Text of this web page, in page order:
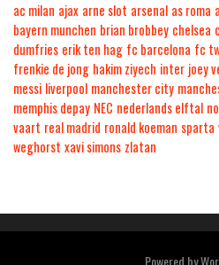
ac milan ajax arne slot arsenal as roma
bayern munchen brian brobbey chelsea
dumfries erik ten hag fc barcelona fc
frenkie de jong hakim ziyech inter joey
messi liverpool manchester city
memphis depay NEC nederlands elftal
vaart real madrid ronald koeman sparta
weghorst xavi simons zlatan
Powered by